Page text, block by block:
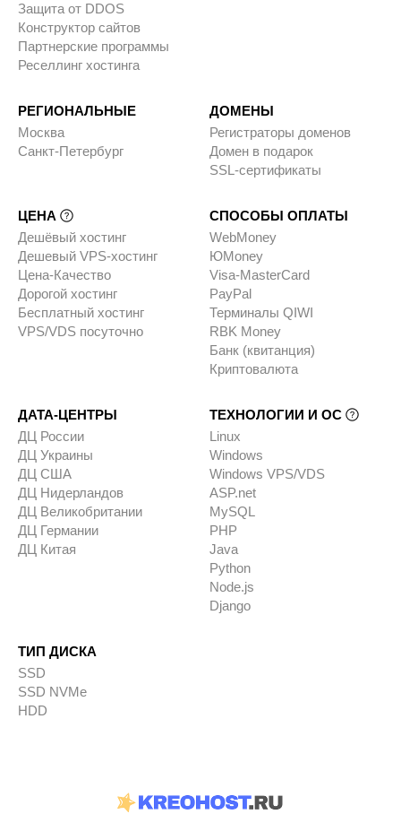
Защита от DDOS
Конструктор сайтов
Партнерские программы
Реселлинг хостинга
РЕГИОНАЛЬНЫЕ
Москва
Санкт-Петербург
ДОМЕНЫ
Регистраторы доменов
Домен в подарок
SSL-сертификаты
ЦЕНА
Дешёвый хостинг
Дешевый VPS-хостинг
Цена-Качество
Дорогой хостинг
Бесплатный хостинг
VPS/VDS посуточно
СПОСОБЫ ОПЛАТЫ
WebMoney
ЮMoney
Visa-MasterCard
PayPal
Терминалы QIWI
RBK Money
Банк (квитанция)
Криптовалюта
ДАТА-ЦЕНТРЫ
ДЦ России
ДЦ Украины
ДЦ США
ДЦ Нидерландов
ДЦ Великобритании
ДЦ Германии
ДЦ Китая
ТЕХНОЛОГИИ И ОС
Linux
Windows
Windows VPS/VDS
ASP.net
MySQL
PHP
Java
Python
Node.js
Django
ТИП ДИСКА
SSD
SSD NVMe
HDD